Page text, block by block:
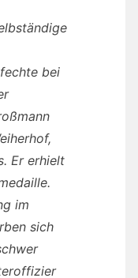
bei
Er erhielt
im
sich